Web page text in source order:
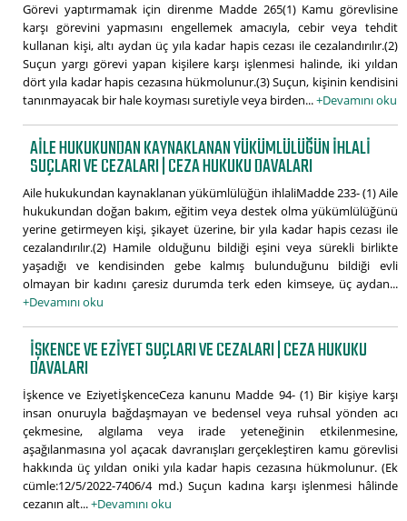
Görevi yaptırmamak için direnme Madde 265(1) Kamu görevlisine
karşı görevini yapmasını engellemek amacıyla, cebir veya tehdit
kullanan kişi, altı aydan üç yıla kadar hapis cezası ile cezalandırılır.(2)
Suçun yargı görevi yapan kişilere karşı işlenmesi halinde, iki yıldan
dört yıla kadar hapis cezasına hükmolunur.(3) Suçun, kişinin kendisini
tanınmayacak bir hale koyması suretiyle veya birden...+Devamını oku
AILE HUKUKUNDAN KAYNAKLANAN YÜKÜMLÜLÜĞÜN IHLALI
SUÇLARI VE CEZALARI | CEZA HUKUKU DAVALARI
Aile hukukundan kaynaklanan yükümlülüğün ihlaliMadde 233- (1) Aile
hukukundan doğan bakım, eğitim veya destek olma yükümlülüğünü
yerine getirmeyen kişi, şikayet üzerine, bir yıla kadar hapis cezası ile
cezalandırılır.(2) Hamile olduğunu bildiği eşini veya sürekli birlikte
yaşadığı ve kendisinden gebe kalmış bulunduğunu bildiği evli
olmayan bir kadını çaresiz durumda terk eden kimseye, üç aydan...
+Devamını oku
İŞKENCE VE EZIYET SUÇLARI VE CEZALARI | CEZA HUKUKU
DAVALARI
İşkence ve EziyetİşkenceCeza kanunu Madde 94- (1) Bir kişiye karşı
insan onuruyla bağdaşmayan ve bedensel veya ruhsal yönden acı
çekmesine, algılama veya irade yeteneğinin etkilenmesine,
aşağılanmasına yol açacak davranışları gerçekleştiren kamu görevlisi
hakkında üç yıldan oniki yıla kadar hapis cezasına hükmolunur. (Ek
cümle:12/5/2022-7406/4 md.) Suçun kadına karşı işlenmesi hâlinde
cezanın alt...+Devamını oku